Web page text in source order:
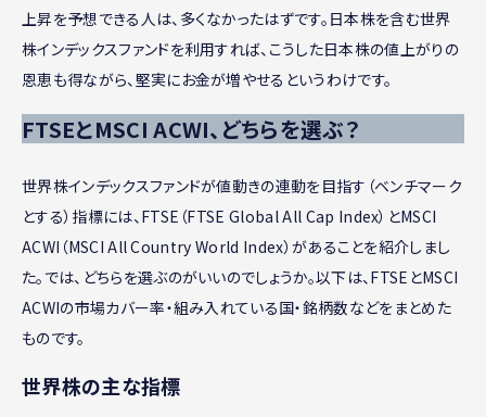
上昇を予想できる人は、多くなかったはずです。日本株を含む世界
株インデックスファンドを利用すれば、こうした日本株の値上がりの
恩恵も得ながら、堅実にお金が増やせるというわけです。
FTSEとMSCI ACWI、どちらを選ぶ？
世界株インデックスファンドが値動きの連動を目指す（ベンチマーク
とする）指標には、FTSE（FTSE Global All Cap Index）とMSCI
ACWI（MSCI All Country World Index）があることを紹介しまし
た。では、どちらを選ぶのがいいのでしょうか。以下は、FTSEとMSCI
ACWIの市場カバー率・組み入れている国・銘柄数などをまとめた
ものです。
世界株の主な指標